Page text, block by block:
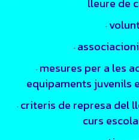
lleure de
·
·
· mesures per a les
equipaments juvenils
· criteris de represa del
curs